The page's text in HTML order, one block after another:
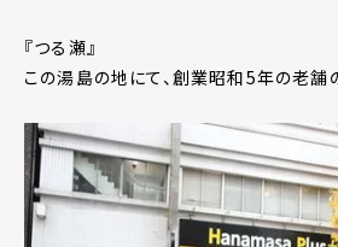
『つる瀬』
この湯島の地にて、創業昭和5年の老